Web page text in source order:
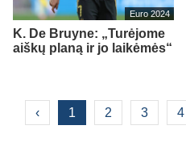
Euro 2024
K. De Bruyne: „Turėjome
aiškų planą ir jo laikėmės“
‹ 1 2 3 4